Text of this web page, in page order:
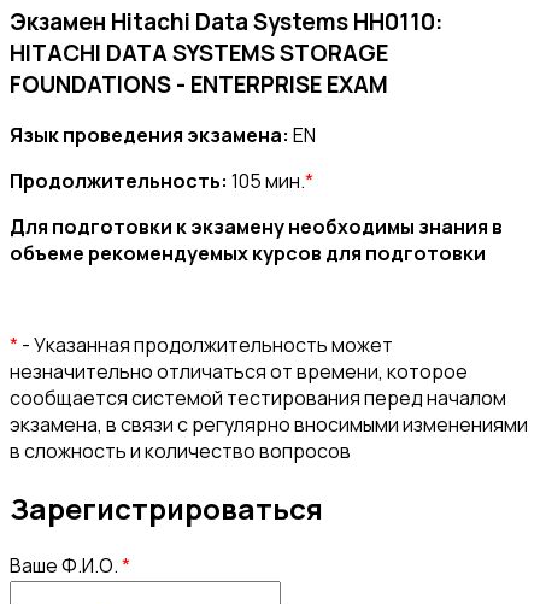
Экзамен Hitachi Data Systems HH0110:
HITACHI DATA SYSTEMS STORAGE
FOUNDATIONS - ENTERPRISE EXAM
Язык проведения экзамена: EN
Продолжительность: 105 мин.*
Для подготовки к экзамену необходимы знания в
объеме рекомендуемых курсов для подготовки
*- Указанная продолжительность может
незначительно отличаться от времени, которое
сообщается системой тестирования перед началом
экзамена, в связи с регулярно вносимыми изменениями
в сложность и количество вопросов
Зарегистрироваться
Ваше Ф.И.О.*